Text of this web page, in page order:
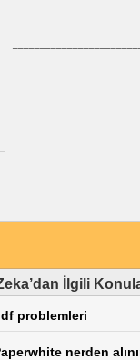
İlgili
problemleri
nerden